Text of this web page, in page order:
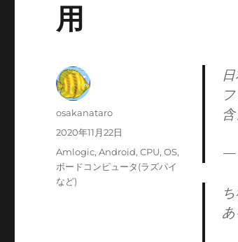
用
—
投
osakanataro
投
日:
2020年11月22日
カ
テ
ゴ
Amlogic,Android,CPU,OS,
ボードコンピュータ(ラズパイ
など)